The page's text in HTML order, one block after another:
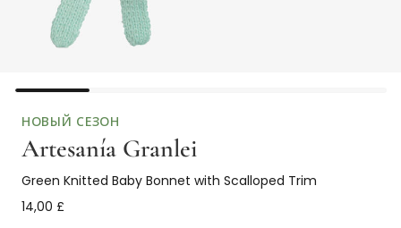
НОВЫЙ СЕЗОН
Artesanía Granlei
Green Knitted Baby Bonnet with Scalloped Trim
14,00 £